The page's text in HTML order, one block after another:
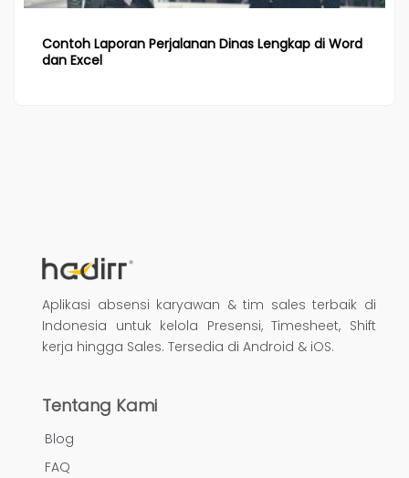
Contoh Laporan Perjalanan Dinas Lengkap di Word
dan Excel
Aplikasi absensi karyawan & tim sales terbaik di
Indonesia untuk kelola Presensi, Timesheet, Shift
kerja hingga Sales. Tersedia di Android & iOS.
Tentang Kami
Blog
FAQ